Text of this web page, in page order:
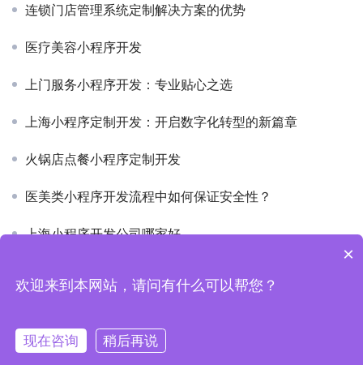
连锁门店管理系统定制解决方案的优势
医疗美容小程序开发
上门服务小程序开发：专业贴心之选
上海小程序定制开发：开启数字化转型的新篇章
火锅店点餐小程序定制开发
医美类小程序开发流程中如何保证安全性？
上海小程序开发公司哪家好
×
欢迎来到本网站，请问有什么可以帮您？
现在咨询 稍后再说